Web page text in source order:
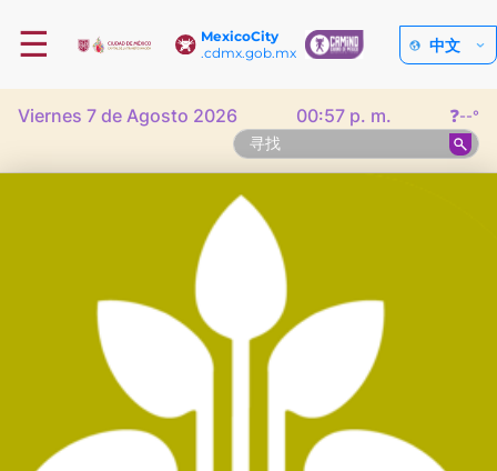
MexicoCity
.cdmx.gob.mx
☰ 中文
Viernes 7 de Agosto 2026 00:57 p. m. ❓--°